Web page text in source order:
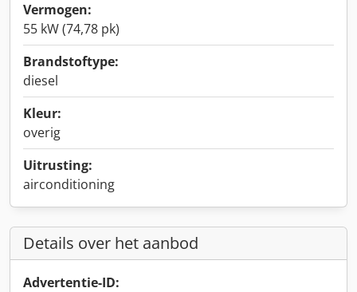
Vermogen:
55 kW (74,78 pk)
Brandstoftype:
diesel
Kleur:
overig
Uitrusting:
airconditioning
Details over het aanbod
Advertentie-ID: